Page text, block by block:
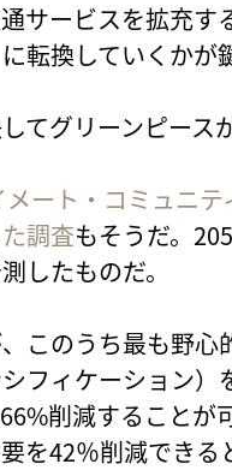
サービスを拡充す
転換していくかが
てグリーンピース
メート・コミュニ
調査もそうだ。
したものだ。
このうち最も野心
フィケーション）
削減することが
を42％削減できる